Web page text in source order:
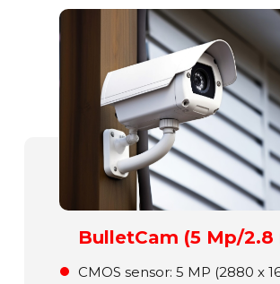
BulletCam (5 Mp/2.8
СMOS sensor: 5 MP (2880 x